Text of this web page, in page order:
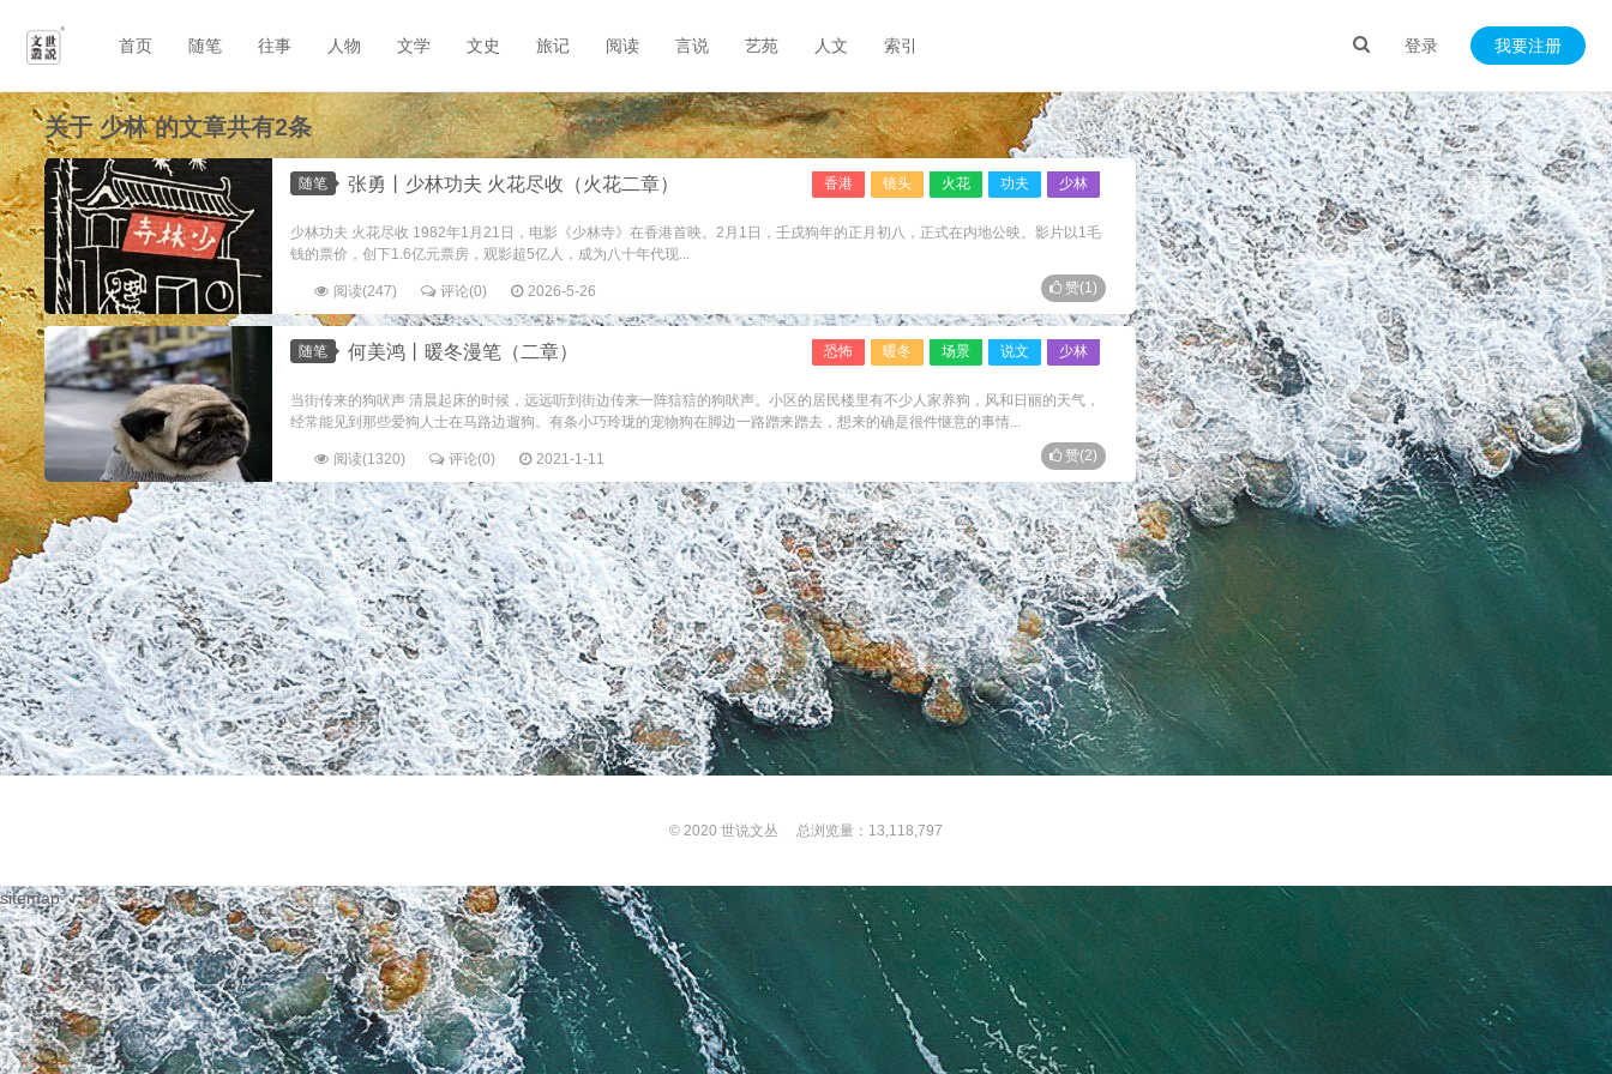
登录 我要注册
首页 随笔 往事 人物 文学 文史 旅记 阅读 言说 艺苑 人文 索引
关于少林的文章共有2条
随笔 香港 镜头 火花 功夫 少林
张勇丨少林功夫 火花尽收（火花二章）
少林功夫 火花尽收 1982年1月21日，电影《少林寺》在香港首映。2月1日，壬戌狗年的正月初八，正式在内地公映。影片以1毛
钱的票价，创下1.6亿元票房，观影超5亿人，成为八十年代现...
阅读(247) 评论(0) 2026-5-26 赞(1)
随笔 恐怖 暖冬 场景 说文 少林
何美鸿丨暖冬漫笔（二章）
当街传来的狗吠声 清晨起床的时候，远远听到街边传来一阵狺狺的狗吠声。小区的居民楼里有不少人家养狗，风和日丽的天气，
经常能见到那些爱狗人士在马路边遛狗。有条小巧玲珑的宠物狗在脚边一路蹭来蹭去，想来的确是很件惬意的事情...
阅读(1320) 评论(0) 2021-1-11 赞(2)
© 2020 世说文丛 总浏览量：13,118,797
sitemap